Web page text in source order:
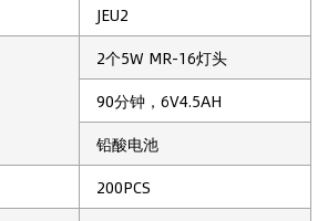
JEU2
2个5W MR-16灯头
90分钟，6V4.5AH
铅酸电池
200PCS